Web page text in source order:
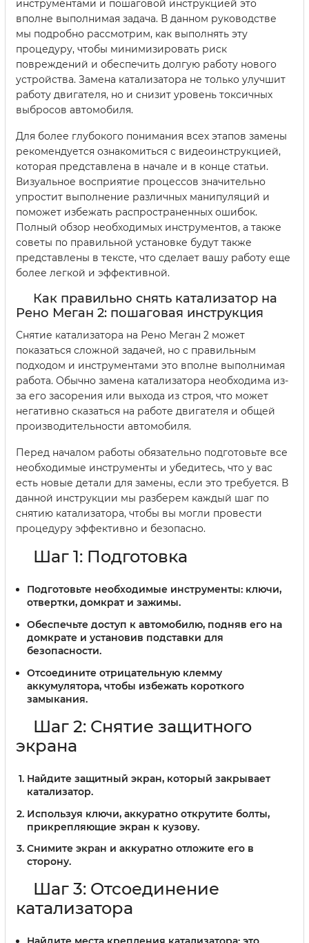
инструментами и пошаговой инструкцией это
вполне выполнимая задача. В данном руководстве
мы подробно рассмотрим, как выполнять эту
процедуру, чтобы минимизировать риск
повреждений и обеспечить долгую работу нового
устройства. Замена катализатора не только улучшит
работу двигателя, но и снизит уровень токсичных
выбросов автомобиля.
Для более глубокого понимания всех этапов замены
рекомендуется ознакомиться с видеоинструкцией,
которая представлена в начале и в конце статьи.
Визуальное восприятие процессов значительно
упростит выполнение различных манипуляций и
поможет избежать распространенных ошибок.
Полный обзор необходимых инструментов, а также
советы по правильной установке будут также
представлены в тексте, что сделает вашу работу еще
более легкой и эффективной.
Как правильно снять катализатор на
Рено Меган 2: пошаговая инструкция
Снятие катализатора на Рено Меган 2 может
показаться сложной задачей, но с правильным
подходом и инструментами это вполне выполнимая
работа. Обычно замена катализатора необходима из-
за его засорения или выхода из строя, что может
негативно сказаться на работе двигателя и общей
производительности автомобиля.
Перед началом работы обязательно подготовьте все
необходимые инструменты и убедитесь, что у вас
есть новые детали для замены, если это требуется. В
данной инструкции мы разберем каждый шаг по
снятию катализатора, чтобы вы могли провести
процедуру эффективно и безопасно.
Шаг 1: Подготовка
Подготовьте необходимые инструменты: ключи,
отвертки, домкрат и зажимы.
Обеспечьте доступ к автомобилю, подняв его на
домкрате и установив подставки для
безопасности.
Отсоедините отрицательную клемму
аккумулятора, чтобы избежать короткого
замыкания.
Шаг 2: Снятие защитного
экрана
Найдите защитный экран, который закрывает
катализатор.
Используя ключи, аккуратно открутите болты,
прикрепляющие экран к кузову.
Снимите экран и аккуратно отложите его в
сторону.
Шаг 3: Отсоединение
катализатора